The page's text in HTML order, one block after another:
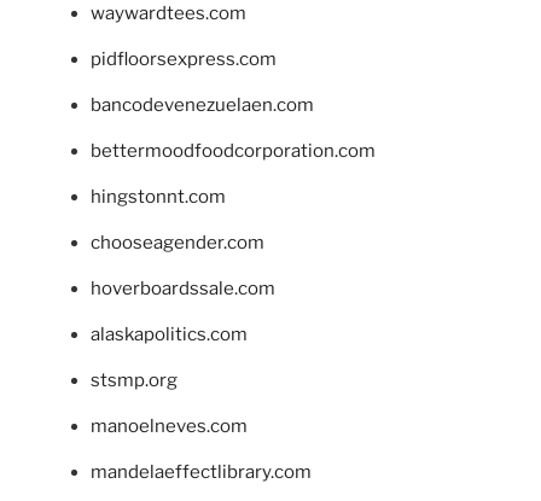
waywardtees.com
pidfloorsexpress.com
bancodevenezuelaen.com
bettermoodfoodcorporation.com
hingstonnt.com
chooseagender.com
hoverboardssale.com
alaskapolitics.com
stsmp.org
manoelneves.com
mandelaeffectlibrary.com